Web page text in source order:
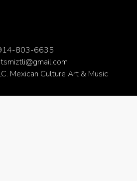
803-6635
Mexican Culture Art & Music